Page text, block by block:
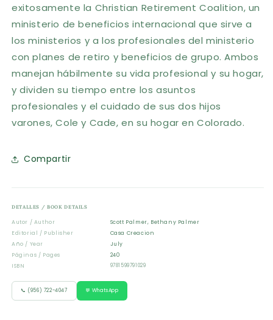
exitosamente la Christian Retirement Coalition, un
ministerio de beneficios internacional que sirve a
los ministerios y a los profesionales del ministerio
con planes de retiro y beneficios de grupo. Ambos
manejan hábilmente su vida profesional y su hogar,
y dividen su tiempo entre los asuntos
profesionales y el cuidado de sus dos hijos
varones, Cole y Cade, en su hogar en Colorado.
Compartir
DETALLES / BOOK DETAILS
Autor / Author
Scott Palmer, Bethany Palmer
Editorial / Publisher
Casa Creacion
Año / Year
July
Páginas / Pages
240
ISBN
9781599791029
📞 (956) 722-4047 💬 WhatsApp